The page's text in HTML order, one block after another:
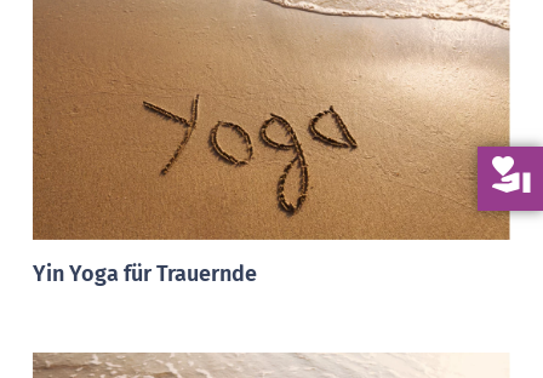
Yin Yoga für Trauernde
volunteer_activism